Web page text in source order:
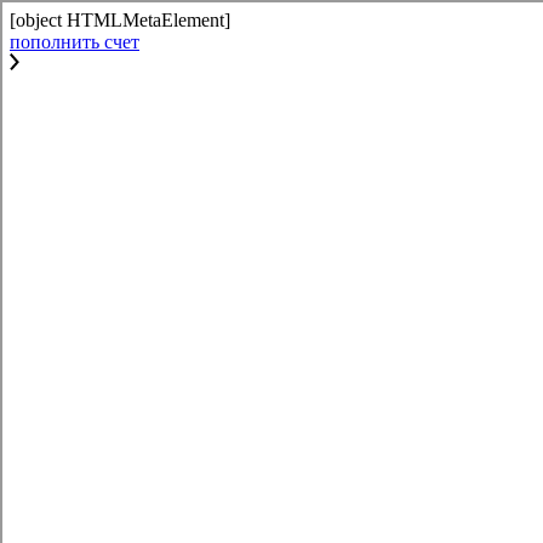
[object HTMLMetaElement]
пополнить счет